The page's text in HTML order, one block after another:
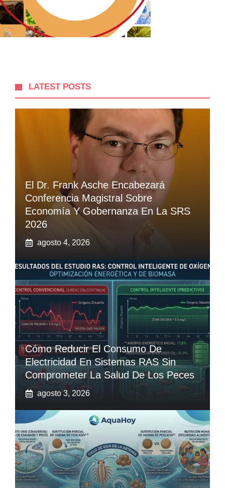
LATEST POSTS
El Dr. Frank Asche Encabezará
Conferencia Magistral Sobre
Economía Y Gobernanza En La SRS
2026
agosto 4, 2026
Cómo Reducir El Consumo De
Electricidad En Sistemas RAS Sin
Comprometer La Salud De Los Peces
agosto 3, 2026